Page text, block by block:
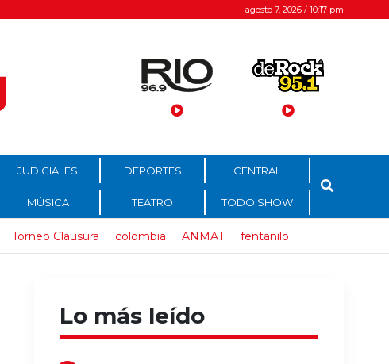
agosto 7, 2026 / 10:17 pm
JUDICIALES DEPORTES CENTRAL
MÚSICA TEATRO TODO SHOW
Torneo Clausura colombia ANMAT fentanilo
Lo más leído